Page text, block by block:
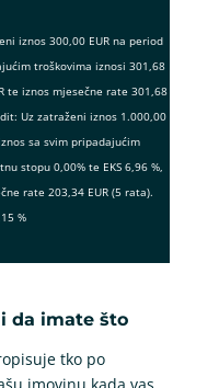
iznos 300,00 EUR na period
troškovima iznosi 301,68
te iznos mjesečne rate 301,68
Uz zatraženi iznos 1.000,00
sa svim pripadajućim
stopu 0,00% te EKS 6,96 %,
rate 203,34 EUR (5 rata).
%
da imate što
tko po
imovinu kada vas